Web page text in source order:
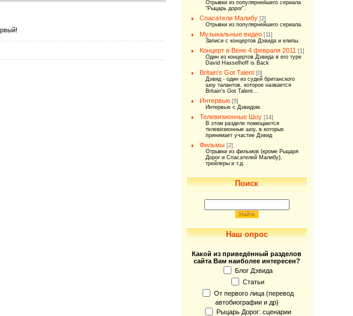
Отрывки из популярнейшего сериала
"Рыцарь дорог".
Спасатели Малибу [2]
Отрывки из популярнейшего сериала.
Музыкальные видео [11]
Записи с концертов Дэвида и клипы.
Концерт в Вене 4 февраля 2011 [1]
Один из концертов Дэвида в его туре
David Hasselhoff is Back
Britain's Got Talent [0]
Дэвид - один из судей британского
шоу талантов, которое назвается
Britain's Got Talent...
Интервью [5]
Интервью с Дэвидом.
Телевизионные Шоу [14]
В этом разделе помещаются
телевизионные шоу, в которых
принимает участие Дэвид
Фильмы [2]
Отрывки из фильмов (кроме Рыцаря
Дорог и Спасателей Малибу),
трейлеры и т.д.
Поиск
Наш опрос
Какой из приведённый разделов
сайта Вам наиболее интересен?
Блог Дэвида
Статьи
От первого лица (перевод
автобиографии и др)
Рыцарь Дорог: сценарии